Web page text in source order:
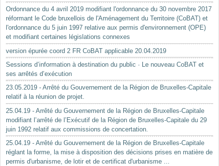
Ordonnance du 4 avril 2019 modifiant l'ordonnance du 30 novembre 2017
réformant le Code bruxellois de l'Aménagement du Territoire (CoBAT) et
l'ordonnance du 5 juin 1997 relative aux permis d'environnement (OPE)
et modifiant certaines législations connexes
version épurée coord 2 FR CoBAT applicable 20.04.2019
Sessions d’information à destination du public · Le nouveau CoBAT et
ses arrêtés d’exécution
23.05.2019 - Arrêté du Gouvernement de la Région de Bruxelles-Capitale
relatif à la réunion de projet.
25.04.19 - Arrêté du Gouvernement de la Région de Bruxelles-Capitale
modifiant l’arrêté de l’Exécutif de la Région de Bruxelles-Capitale du 29
juin 1992 relatif aux commissions de concertation.
25.04.19 - Arrêté du Gouvernement de la Région de Bruxelles-Capitale
réglant la forme, la mise à disposition des décisions prises en matière de
permis d'urbanisme, de lotir et de certificat d'urbanisme ...